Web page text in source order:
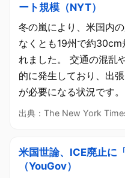
ート規模（NYT）
冬の嵐により、米国内
なくとも19州で約
れました。 交通の混乱
的に発生しており、出
が必要になる状況です。
出典：The New York
米国世論、ICE廃止に
（YouGov）